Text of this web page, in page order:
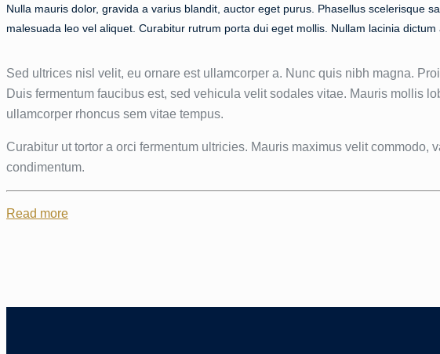
Nulla mauris dolor, gravida a varius blandit, auctor eget purus. Phasellus scelerisque
malesuada leo vel aliquet. Curabitur rutrum porta dui eget mollis. Nullam lacinia dictum
Sed ultrices nisl velit, eu ornare est ullamcorper a. Nunc quis nibh magna.
Duis fermentum faucibus est, sed vehicula velit sodales vitae. Mauris mollis
ullamcorper rhoncus sem vitae tempus.
Curabitur ut tortor a orci fermentum ultricies. Mauris maximus velit
condimentum.
Read more